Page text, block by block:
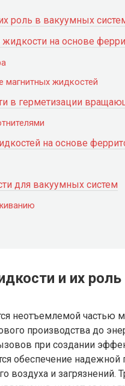
роль в вакуумных
на основе
магнитных жидкостей
в герметизации
на основе
для вакуумных систем
и их
неотъемлемой частью
производства до
при создании
обеспечение надежной
воздуха и загрязнений.